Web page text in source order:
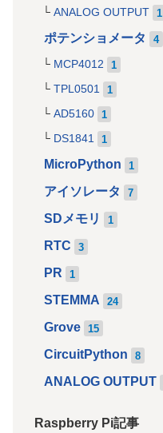
ANALOG OUTPUT 1
ポテンショメータ 4
MCP4012 1
TPL0501 1
AD5160 1
DS1841 1
MicroPython 1
アイソレータ 7
SDメモリ 1
RTC 3
PR 1
STEMMA 24
Grove 15
CircuitPython 8
ANALOG OUTPUT
Raspberry Pi記事